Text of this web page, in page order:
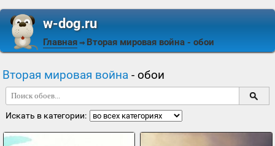
w-dog.ru
Главная ⇒ Вторая мировая война - обои
Вторая мировая война - обои
Искать в категории: